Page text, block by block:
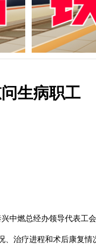
生病职工
燃总经办领导代表工
治疗进程和术后康复情